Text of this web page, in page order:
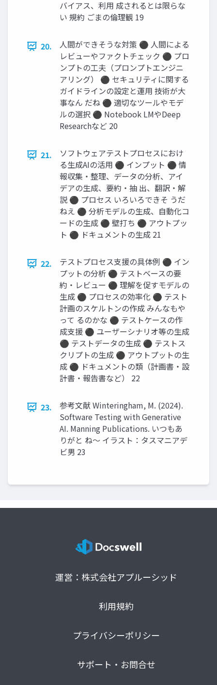
バイアス、利用 成されるとは限らな
い 規約 ごまの倫理観 19
20.
人間ができそうな対策 ⚫ 人間による
レビューやファクトチェック ⚫ プロ
ンプトの工夫（プロンプトエンジニ
アリング） ⚫ セキュリティに関する
ガイドラインの設定と運用 技術が大
事なん だね ⚫ 適切なツールやモデ
ルの選択 ⚫ Notebook LMやDeep
Researchなど 20
21.
ソフトウェアテストプロセスにおけ
る生成AIの活用 ⚫ インプット ⚫ 情
報収集・整理、データの分析、アイ
デアの生成、要約・抽 出、翻訳・解
説 ⚫ プロセス いろいろできそ うだ
ねえ ⚫ 分析モデルの生成、自動化コ
ードの生成 ⚫ 壁打ち ⚫ アウトプッ
ト ⚫ ドキュメントの生成 21
22.
テストプロセス支援の具体例 ⚫ イン
プットの分析 ⚫ テストベースの要
約・レビュー ⚫ 理解を促すモデルの
生成 ⚫ プロセスの効率化 ⚫ テスト
計画のスケルトンの作成 みんなもや
って るのかな ⚫ テストケースの作
成支援 ⚫ ユーザーシナリオ等の生成
⚫ テストデータの生成 ⚫ テストス
クリプトの生成 ⚫ アウトプットの生
成 ⚫ ドキュメントの類（計画書・設
計書・報告書など） 22
23.
参考文献 Winteringham, M. (2024).
Software Testing with Generative
AI. Manning Publications. いつもあ
りがと ね〜 イラスト：タスマニアデ
ビ男 23
運営：株式会社アプルーシッド
利用規約
プライバシーポリシー
サポート・お問合せ